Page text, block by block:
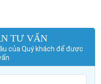
TƯ VẤN
của Quý khách để được